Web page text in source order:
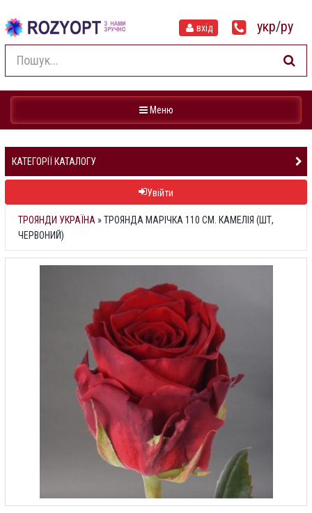
вхід укр/ру
Навігація
Меню
КАТЕГОРІЇ КАТАЛОГУ
Увійти
ТРОЯНДИ УКРАЇНА »ТРОЯНДА МАРІЧКА 110 СМ. КАМЕЛІЯ (ШТ,
ЧЕРВОНИЙ)